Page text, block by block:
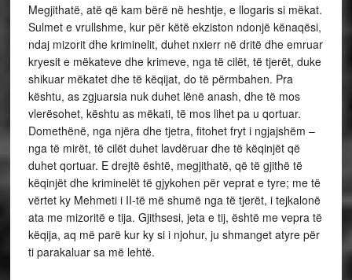
Megjithatë, atë që kam bërë në heshtje, e llogaris si mëkat.
Sulmet e vrullshme, kur për këtë ekziston ndonjë kënaqësi,
ndaj mizorit dhe kriminelit, duhet nxierr në dritë dhe emruar
kryesit e mëkateve dhe krimeve, nga të cilët, të tjerët, duke
shikuar mëkatet dhe të këqijat, do të përmbahen. Pra
kështu, as zgjuarsia nuk duhet lënë anash, dhe të mos
vlerësohet, kështu as mëkati, të mos lihet pa u qortuar.
Domethënë, nga njëra dhe tjetra, fitohet fryt i ngjajshëm –
nga të mirët, të cilët duhet lavdëruar dhe të këqinjët që
duhet qortuar. E drejtë është, megjithatë, që të gjithë të
këqinjët dhe kriminelët të gjykohen për veprat e tyre; me të
vërtet ky Mehmeti i II-të më shumë nga të tjerët, i tejkalonë
ata me mizoritë e tija. Gjithsesi, jeta e tij, është me vepra të
këqija, aq më parë kur ky si i njohur, ju shmanget atyre për
ti parakaluar sa më lehtë.